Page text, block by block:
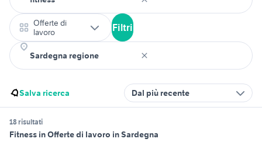
Offerte di
lavoro
Filtri
Salva ricerca Dal più recente
18 risultati
Fitness in Offerte di lavoro in Sardegna